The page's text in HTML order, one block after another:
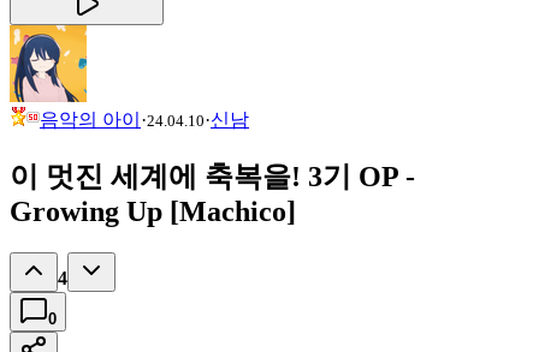
음악의 아이 ·24.04.10·신남
이 멋진 세계에 축복을! 3기 OP -
Growing Up [Machico]
4
0